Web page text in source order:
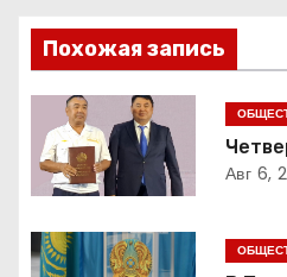
в
и
г
а
ц
Похожая запись
Авг 6,